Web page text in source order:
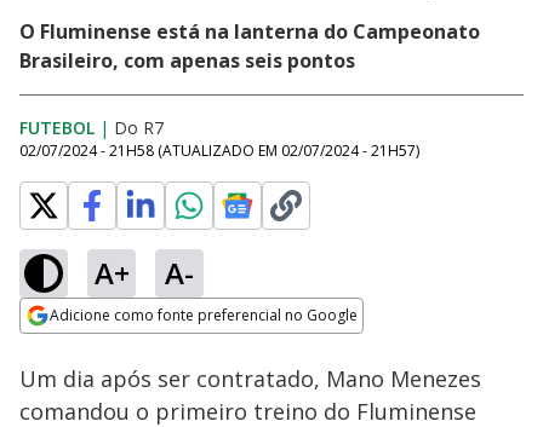
O Fluminense está na lanterna do Campeonato
Brasileiro, com apenas seis pontos
FUTEBOL | Do R7
02/07/2024 - 21H58 (ATUALIZADO EM 02/07/2024 - 21H57)
A+ A-
Adicione como fonte preferencial no Google
Ativar
100.00%
Um dia após ser contratado, Mano Menezes
comandou o primeiro treino do Fluminense